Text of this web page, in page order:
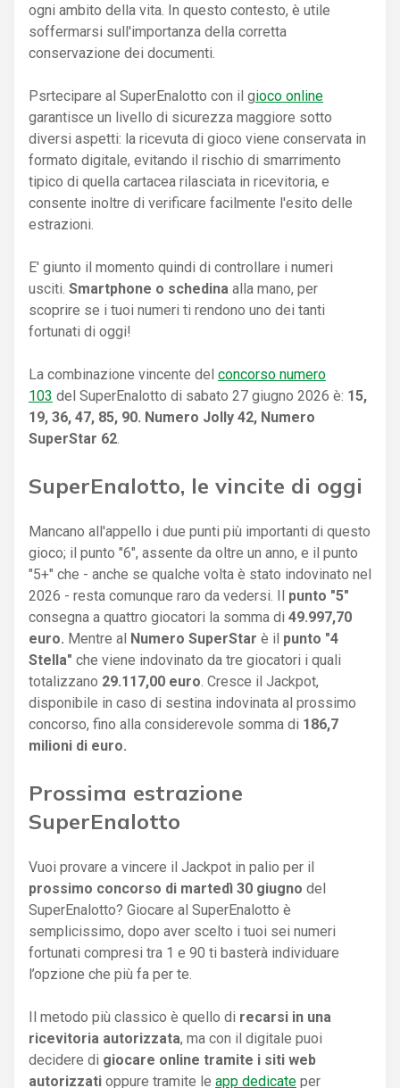
ogni ambito della vita. In questo contesto, è utile
soffermarsi sull'importanza della corretta
conservazione dei documenti.
Psrtecipare al SuperEnalotto con il gioco online
garantisce un livello di sicurezza maggiore sotto
diversi aspetti: la ricevuta di gioco viene conservata in
formato digitale, evitando il rischio di smarrimento
tipico di quella cartacea rilasciata in ricevitoria, e
consente inoltre di verificare facilmente l'esito delle
estrazioni.
E' giunto il momento quindi di controllare i numeri
usciti. Smartphone o schedina alla mano, per
scoprire se i tuoi numeri ti rendono uno dei tanti
fortunati di oggi!
La combinazione vincente del concorso numero
103 del SuperEnalotto di sabato 27 giugno 2026 è: 15,
19, 36, 47, 85, 90. Numero Jolly 42, Numero
SuperStar 62
SuperEnalotto, le vincite di oggi
Mancano all'appello i due punti più importanti di questo
gioco; il punto "6", assente da oltre un anno, e il punto
"5+" che - anche se qualche volta è stato indovinato nel
2026 - resta comunque raro da vedersi. Il punto "5"
consegna a quattro giocatori la somma di 49.997,70
euro. Mentre al Numero SuperStar è il punto "4
Stella" che viene indovinato da tre giocatori i quali
totalizzano 29.117,00 euro . Cresce il Jackpot,
disponibile in caso di sestina indovinata al prossimo
concorso, fino alla considerevole somma di 186,7
milioni di euro.
Prossima estrazione
SuperEnalotto
Vuoi provare a vincere il Jackpot in palio per il
prossimo concorso di martedì 30 giugno del
SuperEnalotto? Giocare al SuperEnalotto è
semplicissimo, dopo aver scelto i tuoi sei numeri
fortunati compresi tra 1 e 90 ti basterà individuare
l’opzione che più fa per te.
Il metodo più classico è quello di recarsi in una
ricevitoria autorizzata, ma con il digitale puoi
decidere di giocare online tramite i siti web
autorizzati oppure tramite le app dedicate per